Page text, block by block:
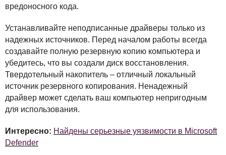
вредоносного кода.
Устанавливайте неподписанные драйверы только из
надежных источников. Перед началом работы всегда
создавайте полную резервную копию компьютера и
убедитесь, что вы создали диск восстановления.
Твердотельный накопитель – отличный локальный
источник резервного копирования. Ненадежный
драйвер может сделать ваш компьютер непригодным
для использования.
Интересно: Найдены серьезные уязвимости в Microsoft
Defender